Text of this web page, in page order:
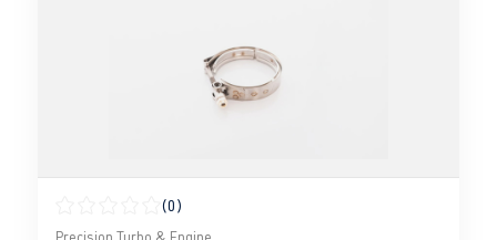
Note moyenne de 0 sur 5 étoiles
(0)